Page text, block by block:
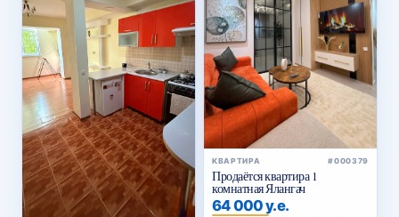
КВАРТИРА #000379
Продаётся квартира 1
комнатная Ялангач
64 000 у.е.